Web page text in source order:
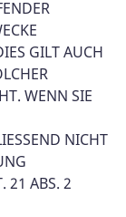
GILT AUCH
WENN SIE
NICHT
21 ABS. 2